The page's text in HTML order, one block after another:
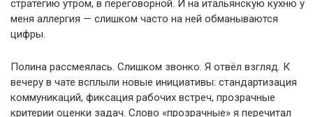
стратегию утром, в переговорной. И на итальянскую кухню у
меня аллергия — слишком часто на ней обманываются
цифры.
Полина рассмеялась. Слишком звонко. Я отвёл взгляд. К
вечеру в чате всплыли новые инициативы: стандартизация
коммуникаций, фиксация рабочих встреч, прозрачные
критерии оценки задач. Слово «прозрачные» я перечитал